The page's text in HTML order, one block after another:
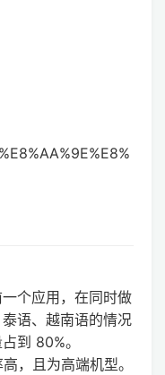
个应用，在同时做
语、越南语的情况
到 80%。
，且为高端机型。